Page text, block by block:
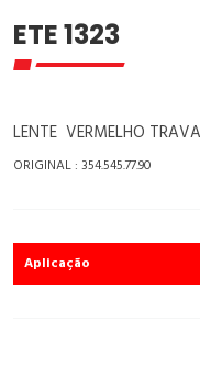
ETE 1323
LENTE VERMELHO
ORIGINAL : 354.545.77.90
Aplicação